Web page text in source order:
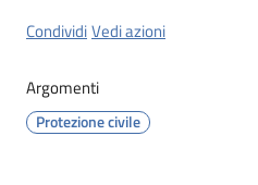
su
CondividiVedi azioni
Argomenti
Protezione civile